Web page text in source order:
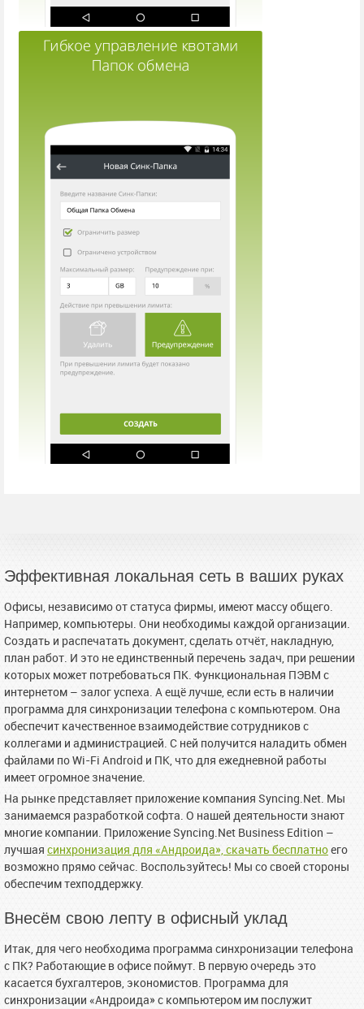
Эффективная локальная сеть в ваших руках
Офисы, независимо от статуса фирмы, имеют массу общего.
Например, компьютеры. Они необходимы каждой организации.
Создать и распечатать документ, сделать отчёт, накладную,
план работ. И это не единственный перечень задач, при решении
которых может потребоваться ПК. Функциональная ПЭВМ с
интернетом – залог успеха. А ещё лучше, если есть в наличии
программа для синхронизации телефона с компьютером. Она
обеспечит качественное взаимодействие сотрудников с
коллегами и администрацией. С ней получится наладить обмен
файлами по Wi-Fi Android и ПК, что для ежедневной работы
имеет огромное значение.
На рынке представляет приложение компания Syncing.Net. Мы
занимаемся разработкой софта. О нашей деятельности знают
многие компании. Приложение Syncing.Net Business Edition –
лучшая синхронизация для «Андроида», скачать бесплатноего
возможно прямо сейчас. Воспользуйтесь! Мы со своей стороны
обеспечим техподдержку.
Внесём свою лепту в офисный уклад
Итак, для чего необходима программа синхронизации телефона
с ПК? Работающие в офисе поймут. В первую очередь это
касается бухгалтеров, экономистов. Программа для
синхронизации «Андроида» с компьютером им послужит